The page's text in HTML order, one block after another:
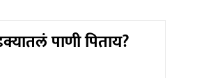
पाणी पिताय?